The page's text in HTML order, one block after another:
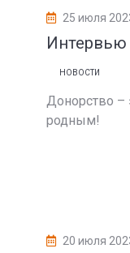
25 июля
НОВОСТИ
Донорство –
родным!
20 июля